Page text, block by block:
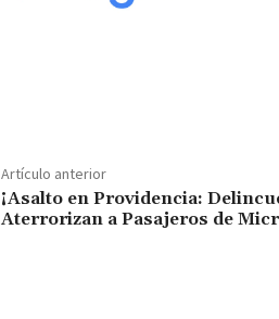
Artículo anterior
¡Asalto en Providencia:
Aterrorizan a Pasajeros de